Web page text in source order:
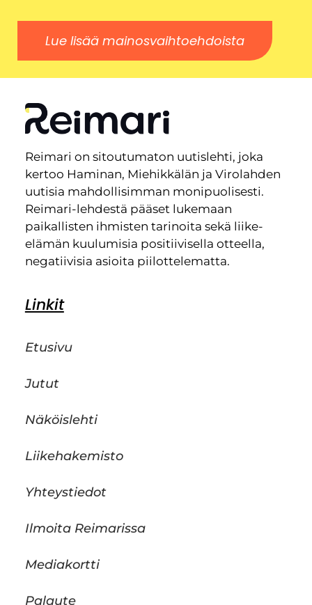
Lue lisää mainosvaihtoehdoista
Reimari on sitoutumaton uutislehti, joka
kertoo Haminan, Miehikkälän ja Virolahden
uutisia mahdollisimman monipuolisesti.
Reimari-lehdestä pääset lukemaan
paikallisten ihmisten tarinoita sekä liike-
elämän kuulumisia positiivisella otteella,
negatiivisia asioita piilottelematta.
Linkit
Etusivu
Jutut
Näköislehti
Liikehakemisto
Yhteystiedot
Ilmoita Reimarissa
Mediakortti
Palaute